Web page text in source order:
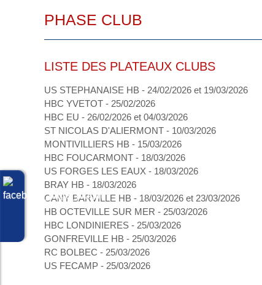
PHASE CLUB
LISTE DES PLATEAUX CLUBS
US STEPHANAISE HB - 24/02/2026 et 19/03/2026
HBC YVETOT - 25/02/2026
HBC EU - 26/02/2026 et 04/03/2026
ST NICOLAS D'ALIERMONT - 10/03/2026
MONTIVILLIERS HB - 15/03/2026
HBC FOUCARMONT - 18/03/2026
US FORGES LES EAUX - 18/03/2026
BRAY HB - 18/03/2026
CANY BARVILLE HB - 18/03/2026 et 23/03/2026
HB OCTEVILLE SUR MER - 25/03/2026
HBC LONDINIERES - 25/03/2026
GONFREVILLE HB - 25/03/2026
RC BOLBEC - 25/03/2026
US FECAMP - 25/03/2026